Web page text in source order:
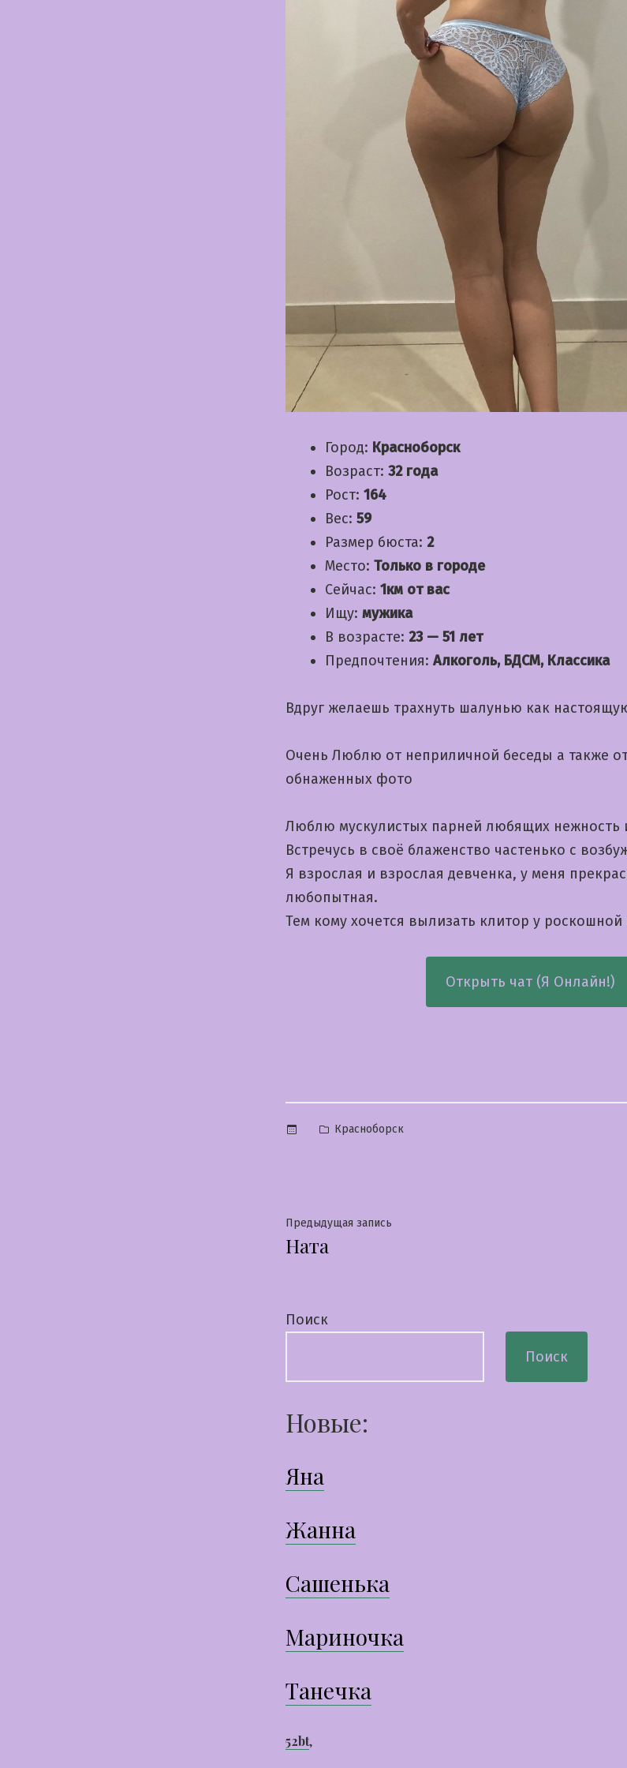
Город: Красноборск
Возраст: 32 года
Рост: 164
Вес: 59
Размер бюста: 2
Место: Только в городе
Сейчас: 1км от вас
Ищу: мужика
В возрасте: 23 — 51 лет
Предпочтения: Алкоголь, БДСМ, Классика
Вдруг желаешь трахнуть шалунью как
Очень Люблю от неприличной беседы а также
обнаженных фото
Люблю мускулистых парней любящих нежность
Встречусь в своё блаженство частенько с
Я взрослая и взрослая девченка, у меня
любопытная.
Тем кому хочется вылизать клитор у
Открыть чат (Я Онлайн!)
Опубликовано
Красноборск
Навигация
по
Предыдущая запись
Ната
Поиск
Поиск
Новые:
Яна
Жанна
Сашенька
Мариночка
Танечка
52bt,